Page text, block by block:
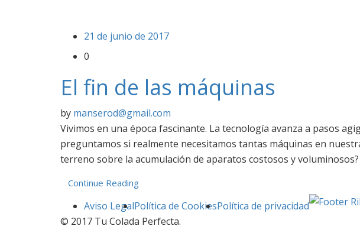
21 de junio de 2017
0
El fin de las máquinas
by manserod@gmail.com
Vivimos en una época fascinante. La tecnología avanza a pasos
preguntamos si realmente necesitamos tantas máquinas en
terreno sobre la acumulación de aparatos costosos y
Continue Reading
Aviso LegalPolítica de CookiesPolítica de privacidad
© 2017 Tu Colada Perfecta.